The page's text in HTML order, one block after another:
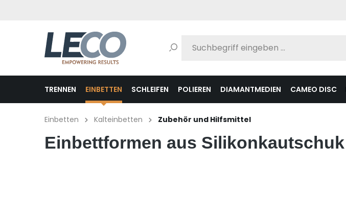
TRENNEN EINBETTEN SCHLEIFEN POLIEREN DIAMANTMEDIEN CAMEO DISC
Einbetten Kalteinbetten Zubehör und Hilfsmittel
Einbettformen aus Silikonkautschuk